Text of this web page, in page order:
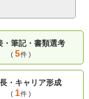
・筆記・書類選考
( 5件 )
・キャリア形成
( 1件 )